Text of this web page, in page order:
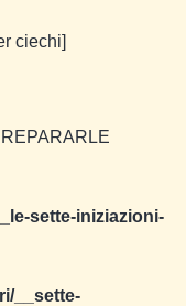
ciechi]
sette-iniziazioni-
__sette-